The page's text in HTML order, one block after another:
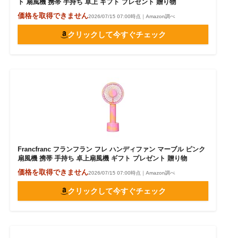
ト 扇風機 携帯 手持ち 卓上 ギフト プレゼント 贈り物
価格を取得できません2026/07/15 07:00時点｜Amazon調べ
クリックして今すぐチェック
Francfranc フランフラン フレ ハンディファン マーブル ピンク
扇風機 携帯 手持ち 卓上扇風機 ギフト プレゼント 贈り物
価格を取得できません2026/07/15 07:00時点｜Amazon調べ
クリックして今すぐチェック